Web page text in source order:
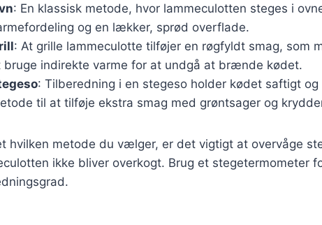
: En klassisk metode, hvor lammeculotten steges i
og en lækker, sprød overflade.
: At grille lammeculotte tilføjer en røgfyldt smag, som
bruge indirekte varme for at undgå at brænde kødet.
: Tilberedning i en stegeso holder kødet saftigt
til at tilføje ekstra smag med grøntsager og
hvilken metode du vælger, er det vigtigt at overvåge
ikke bliver overkogt. Brug et stegetermometer